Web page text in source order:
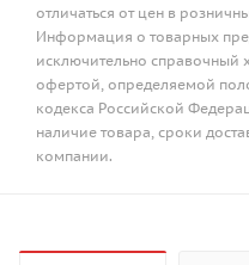
отличаться от цен в
Информация о товарных
исключительно справочный
офертой, определяемой
кодекса Российской
наличие товара, сроки
компании.